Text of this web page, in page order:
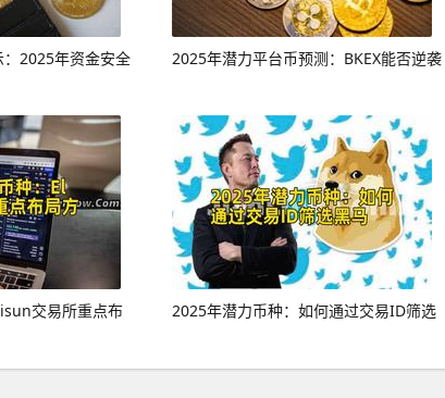
：2025年资金安全 2025年潜力平台币预测：BKEX能否逆袭
交易所重点布 2025年潜力币种：如何通过交易ID筛选